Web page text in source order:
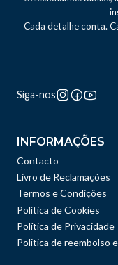
Cada detalhe conta.
Siga-nos
INFORMAÇÕES
Contacto
Livro de Reclamações
Termos e Condições
Política de Cookies
Política de Privacidade
Politica de reembolso